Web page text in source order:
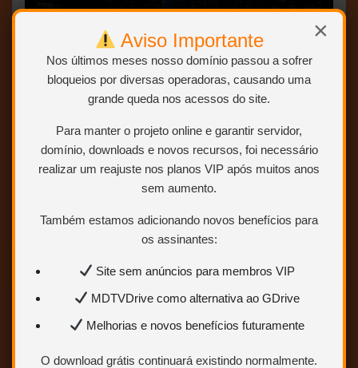
×
Aviso Importante
Nos últimos meses nosso domínio passou a sofrer
bloqueios por diversas operadoras, causando uma
grande queda nos acessos do site.
Para manter o projeto online e garantir servidor,
domínio, downloads e novos recursos, foi necessário
realizar um reajuste nos planos VIP após muitos anos
sem aumento.
Também estamos adicionando novos benefícios para
os assinantes:
Site sem anúncios para membros VIP
MDTVDrive como alternativa ao GDrive
Melhorias e novos benefícios futuramente
O download grátis continuará existindo normalmente.
BLURAY 2160p 4K + 1080p – TRIAL AUDIO
(DUBLAGEM CLÁSSICA – MARSHMALLOW +
CINEVIDEO)
NOVO áudio 100%
ABRIR POSTAGEM <<<
O Mistério de Candyman – 1992 –
(Trial Áudio/Dublado) – Bluray
1080p